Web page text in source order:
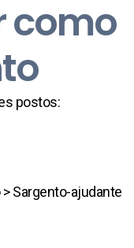
como
postos:
> Sargento-ajudante